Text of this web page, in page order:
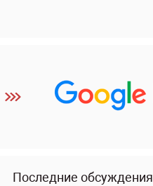
Последние обсуждения